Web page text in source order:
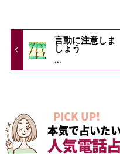
言動に注意しま
しょう
...
PICK UP!
本気で占いた
人気電話